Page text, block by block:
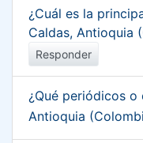
¿Cuál es la
Caldas, Antioquia
Responder
¿Qué periódicos o
Antioquia